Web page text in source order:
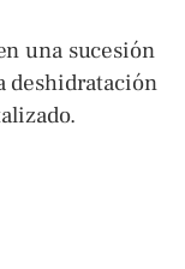
una sucesión
deshidratación